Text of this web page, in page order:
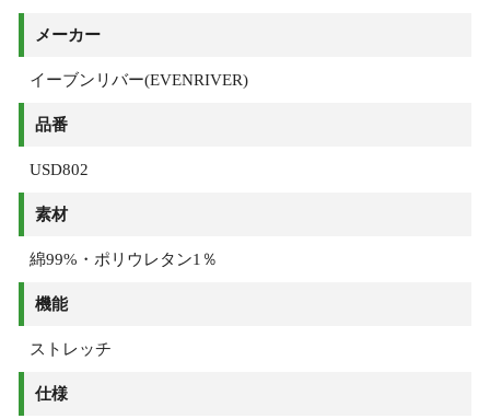
メーカー
イーブンリバー(EVENRIVER)
品番
USD802
素材
綿99%・ポリウレタン1％
機能
ストレッチ
仕様